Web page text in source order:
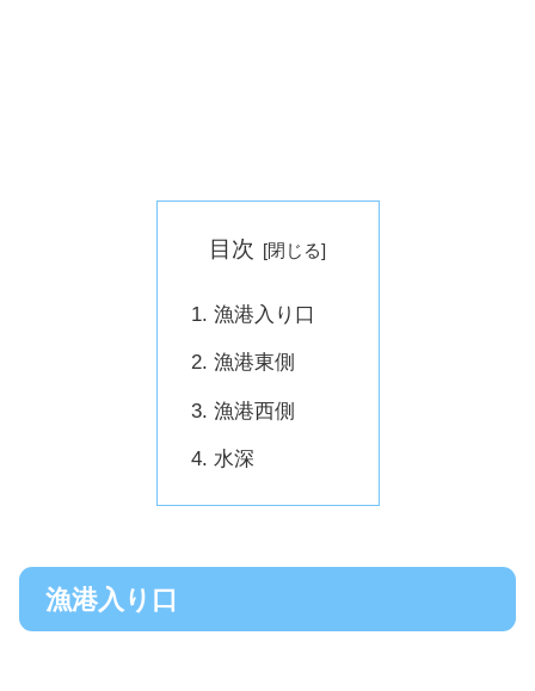
目次
漁港入り口
漁港東側
漁港西側
水深
漁港入り口